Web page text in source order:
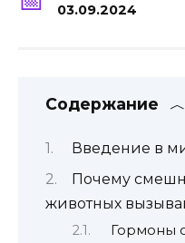
03.09.2024
Содержание
Введение в
Почему
животных
Гормоны